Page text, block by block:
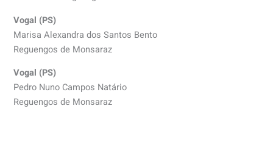
Vogal (PS)
Marisa Alexandra dos Santos Bento
Reguengos de Monsaraz
Vogal (PS)
Pedro Nuno Campos Natário
Reguengos de Monsaraz